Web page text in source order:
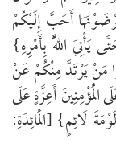
أَحَبَّ إِلَيْكُمْ
يَأْتِيَ اللَّهُ بِأَمْرِهِ}
مَنْ يَرْتَدَّ مِنْكُمْ عَنْ
الْمُؤْمِنِينَ أَعِزَّةٍ عَلَى
لَائِمٍ} [الْمَائِدَةِ: